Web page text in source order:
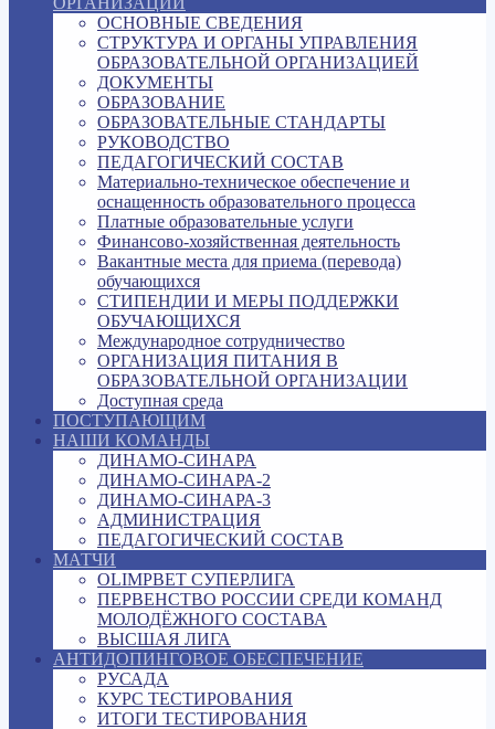
ОСНОВНЫЕ СВЕДЕНИЯ
СТРУКТУРА И ОРГАНЫ УПРАВЛЕНИЯ
ОБРАЗОВАТЕЛЬНОЙ ОРГАНИЗАЦИЕЙ
ДОКУМЕНТЫ
ОБРАЗОВАНИЕ
ОБРАЗОВАТЕЛЬНЫЕ СТАНДАРТЫ
РУКОВОДСТВО
ПЕДАГОГИЧЕСКИЙ СОСТАВ
Материально-техническое обеспечение и
оснащенность образовательного процесса
Платные образовательные услуги
Финансово-хозяйственная деятельность
Вакантные места для приема (перевода)
обучающихся
СТИПЕНДИИ И МЕРЫ ПОДДЕРЖКИ
ОБУЧАЮЩИХСЯ
Международное сотрудничество
ОРГАНИЗАЦИЯ ПИТАНИЯ В
ОБРАЗОВАТЕЛЬНОЙ ОРГАНИЗАЦИИ
Доступная среда
ПОСТУПАЮЩИМ
НАШИ КОМАНДЫ
ДИНАМО-СИНАРА
ДИНАМО-СИНАРА-2
ДИНАМО-СИНАРА-3
АДМИНИСТРАЦИЯ
ПЕДАГОГИЧЕСКИЙ СОСТАВ
МАТЧИ
OLIMPBET СУПЕРЛИГА
ПЕРВЕНСТВО РОССИИ СРЕДИ КОМАНД
МОЛОДЁЖНОГО СОСТАВА
ВЫСШАЯ ЛИГА
АНТИДОПИНГОВОЕ ОБЕСПЕЧЕНИЕ
РУСАДА
КУРС ТЕСТИРОВАНИЯ
ИТОГИ ТЕСТИРОВАНИЯ